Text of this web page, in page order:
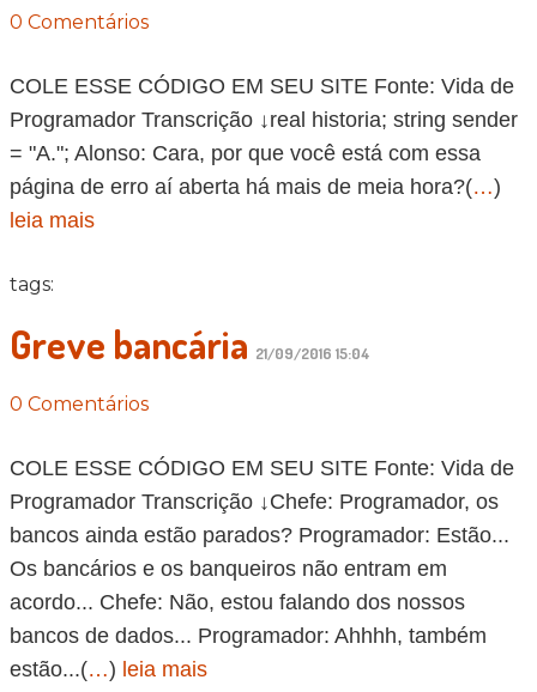
0 Comentários
COLE ESSE CÓDIGO EM SEU SITE Fonte: Vida de
Programador Transcrição ↓real historia; string sender
= "A."; Alonso: Cara, por que você está com essa
página de erro aí aberta há mais de meia hora?(…)
leia mais
tags:
Greve bancária 21/09/2016 15:04
0 Comentários
COLE ESSE CÓDIGO EM SEU SITE Fonte: Vida de
Programador Transcrição ↓Chefe: Programador, os
bancos ainda estão parados? Programador: Estão...
Os bancários e os banqueiros não entram em
acordo... Chefe: Não, estou falando dos nossos
bancos de dados... Programador: Ahhhh, também
estão...(…) leia mais